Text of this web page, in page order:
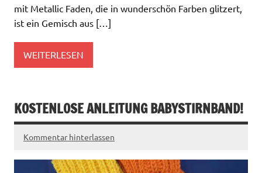
mit Metallic Faden, die in wunderschön Farben glitzert,
ist ein Gemisch aus […]
WEITERLESEN
KOSTENLOSE ANLEITUNG BABYSTIRNBAND!
Kommentar hinterlassen